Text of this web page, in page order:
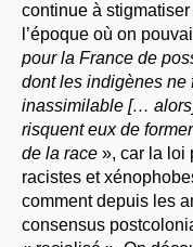
continue à stigmatiser
l’époque où on
pour la France de
dont les indigènes ne
inassimilable […
risquent eux de
de la race », car la loi
racistes et
comment depuis les
consensus